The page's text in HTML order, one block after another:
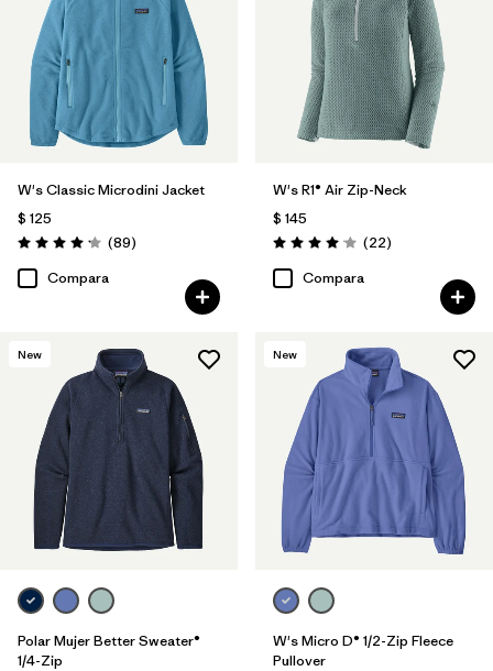
W's Classic Microdini Jacket
$ 125
Valoración: 4.1 / 5
(89Comentarios
)
Compara
W's R1® Air Zip-Neck
$ 145
Valoración: 4.0 / 5
(22Comentarios
)
Compara
New
Polar Mujer Better Sweater®
1/4-Zip
New
W's Micro D® 1/2-Zip Fleece
Pullover